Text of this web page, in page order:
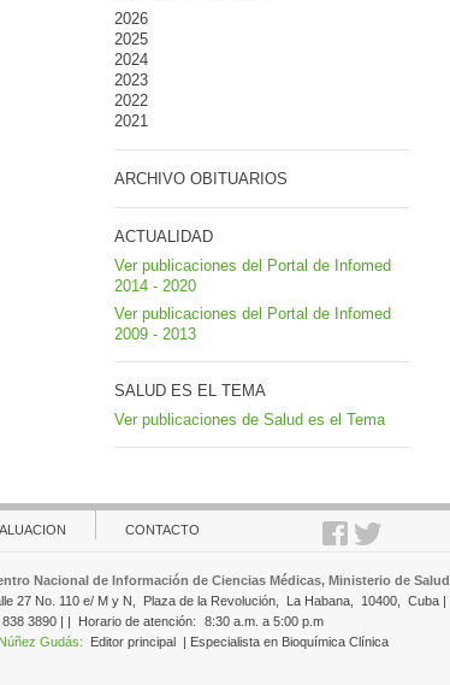
2026
2025
2024
2023
2022
2021
ARCHIVO OBITUARIOS
ACTUALIDAD
Ver publicaciones del Portal de Infomed
2014 - 2020
Ver publicaciones del Portal de Infomed
2009 - 2013
SALUD ES EL TEMA
Ver publicaciones de Salud es el Tema
CONTACTO
Nacional de Información de Ciencias Médicas, Ministerio de Salud
27 No. 110 e/ M y N, Plaza de la Revolución, La Habana, 10400,
Cuba |
3890 | | Horario de atención:
8:30 a.m. a 5:00 p.m
Núñez Gudás: Editor principal | Especialista en Bioquímica Clínica